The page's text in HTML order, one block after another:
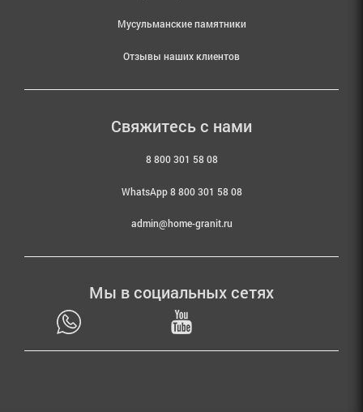
Мусульманские памятники
Отзывы наших клиентов
Свяжитесь с нами
8 800 301 58 08
WhatsApp 8 800 301 58 08
admin@home-granit.ru
Мы в социальных сетях